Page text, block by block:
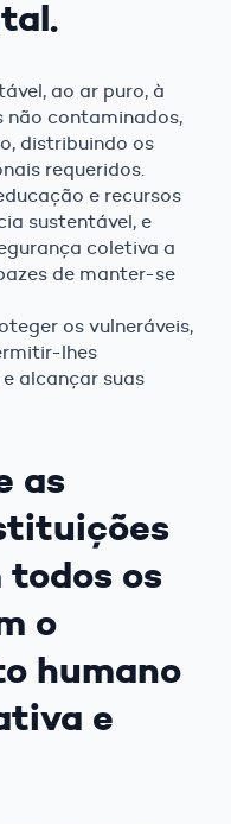
ao ar puro, à
não contaminados,
distribuindo os
requeridos.
e recursos
sustentável, e
coletiva a
de manter-se
os vulneráveis,
lhes
alcançar suas
as
todos os
o
humano
e